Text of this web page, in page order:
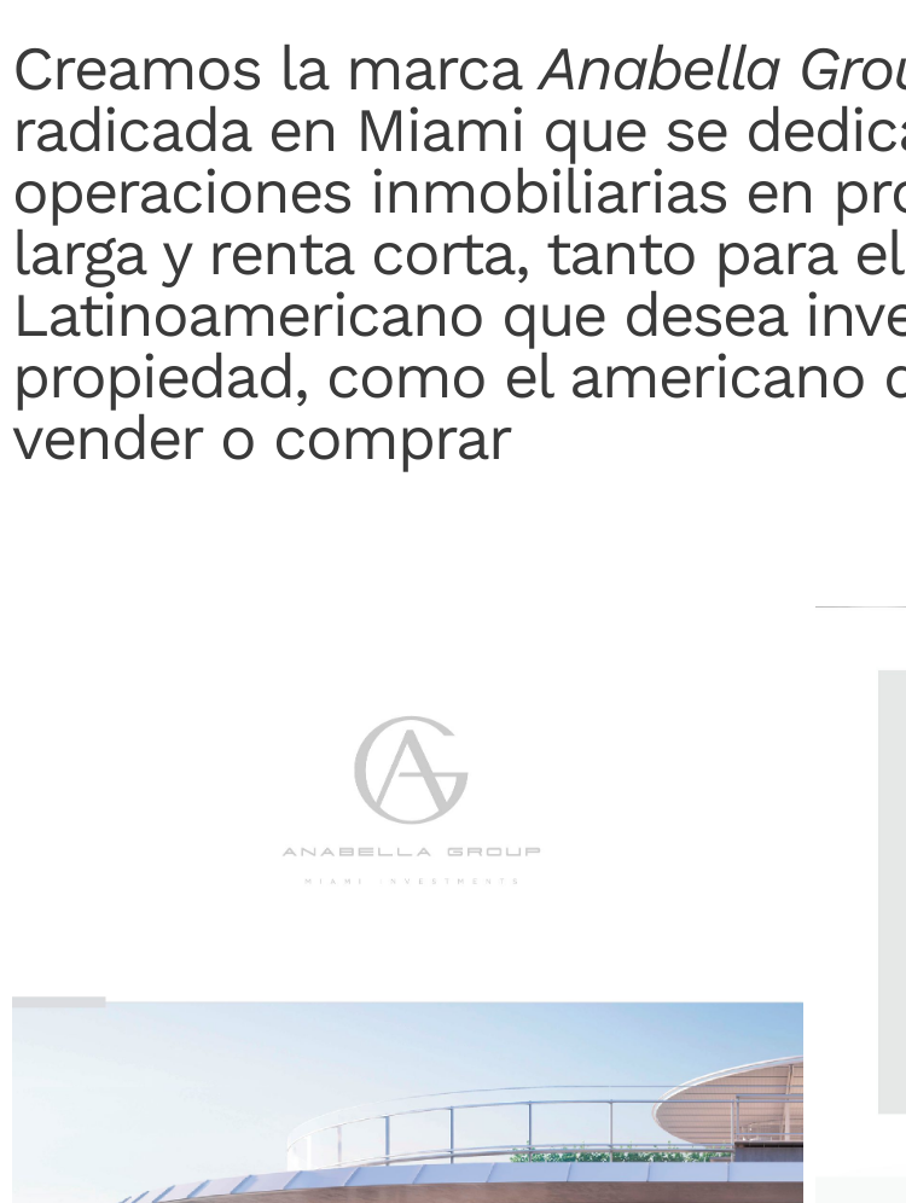
Creamos la marcaAnabella
radicada en Miami que se
operaciones inmobiliarias en
larga y renta corta, tanto para
Latinoamericano que desea
propiedad, como el americano
vender o comprar